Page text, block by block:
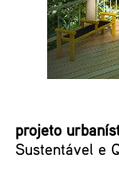
projeto
Sustentável e